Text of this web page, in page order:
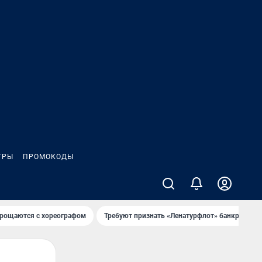
ПРОМОКОДЫ
с хореографом Требуют признать «Ленатурфлот» банкротом